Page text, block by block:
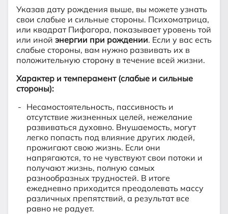
Указав дату рождения выше, вы можете узнать
свои слабые и сильные стороны. Психоматрица,
или квадрат Пифагора, показывает уровень той
или иной энергии при рождении. Если у вас есть
слабые стороны, вам нужно развивать их в
положительную сторону в течение всей жизни.
Характер и темперамент (слабые и сильные
стороны):
Несамостоятельность, пассивность и
отсутствие жизненных целей, нежелание
развиваться духовно. Внушаемость, могут
легко попасть под влияние других людей,
прожигают свою жизнь. Если они
напрягаются, то не чувствуют свои потоки и
получают жизнь, полную самых
разнообразных трудностей. В итоге
ежедневно приходится преодолевать массу
различных препятствий, а результат все
равно не радует.